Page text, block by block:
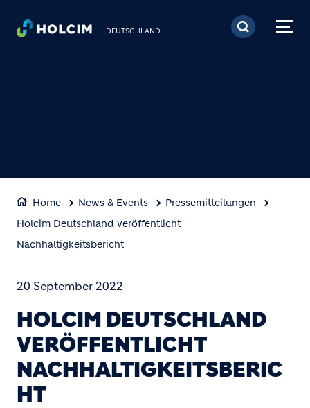
Direkt zum Inhalt
DEUTSCHLAND
Home News & Events
Pressemitteilungen
Holcim Deutschland veröffentlicht
Nachhaltigkeitsbericht
20 September 2022
HOLCIM DEUTSCHLAND
VERÖFFENTLICHT
NACHHALTIGKEITSBERIC
HT